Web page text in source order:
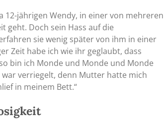
12-jährigen Wendy, in einer von mehreren
geht. Doch sein Hass auf die
sie wenig später von ihm in einer
Zeit habe ich wie ihr geglaubt, dass
bin ich Monde und Monde und Monde
verriegelt, denn Mutter hatte mich
in meinem Bett.“